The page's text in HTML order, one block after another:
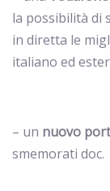
la possibilità di
in diretta le
italiano ed
– un nuovo
smemorati doc.